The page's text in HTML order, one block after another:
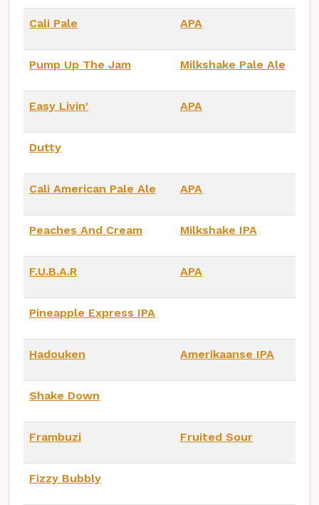
Cali Pale APA
Pump Up The Jam Milkshake Pale Ale
Easy Livin' APA
Dutty
Cali American Pale Ale APA
Peaches And Cream Milkshake IPA
F.U.B.A.R APA
Pineapple Express IPA
Hadouken Amerikaanse IPA
Shake Down
Frambuzi Fruited Sour
Fizzy Bubbly